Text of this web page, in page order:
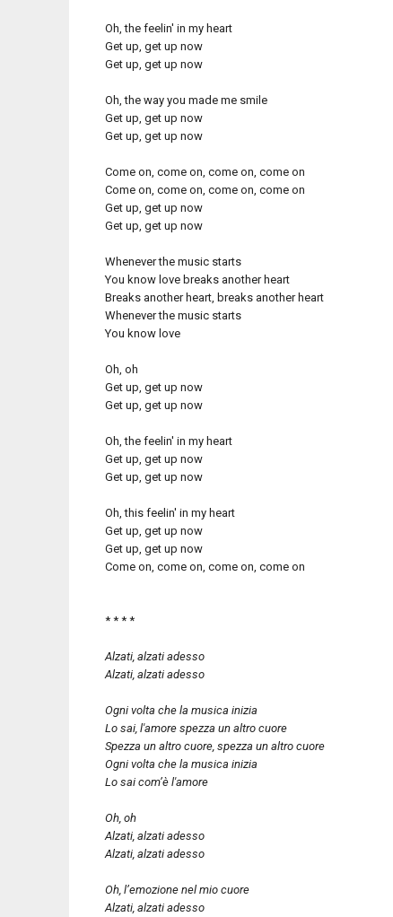
Oh, the feelin' in my heart
Get up, get up now
Get up, get up now
Oh, the way you made me smile
Get up, get up now
Get up, get up now
Come on, come on, come on, come on
Come on, come on, come on, come on
Get up, get up now
Get up, get up now
Whenever the music starts
You know love breaks another heart
Breaks another heart, breaks another heart
Whenever the music starts
You know love
Oh, oh
Get up, get up now
Get up, get up now
Oh, the feelin' in my heart
Get up, get up now
Get up, get up now
Oh, this feelin' in my heart
Get up, get up now
Get up, get up now
Come on, come on, come on, come on
* * * *
Alzati, alzati adesso
Alzati, alzati adesso
Ogni volta che la musica inizia
Lo sai, l'amore spezza un altro cuore
Spezza un altro cuore, spezza un altro cuore
Ogni volta che la musica inizia
Lo sai com’è l'amore
Oh, oh
Alzati, alzati adesso
Alzati, alzati adesso
Oh, l’emozione nel mio cuore
Alzati, alzati adesso